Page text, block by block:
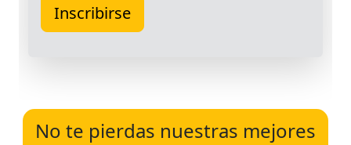
No te pierdas nuestras mejores